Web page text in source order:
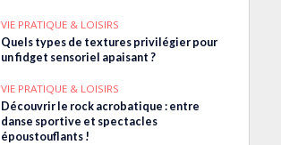
VIE PRATIQUE & LOISIRS
Quels types de textures privilégier pour
un fidget sensoriel apaisant ?
VIE PRATIQUE & LOISIRS
Découvrir le rock acrobatique : entre
danse sportive et spectacles
époustouflants !